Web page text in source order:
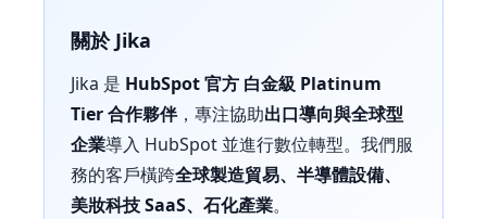
關於 Jika
Jika 是 HubSpot 官方 白金級 Platinum
Tier 合作夥伴，專注協助出口導向與全球型
企業導入 HubSpot 並進行數位轉型。我們服
務的客戶橫跨全球製造貿易、半導體設備、
美妝科技 SaaS、石化產業。